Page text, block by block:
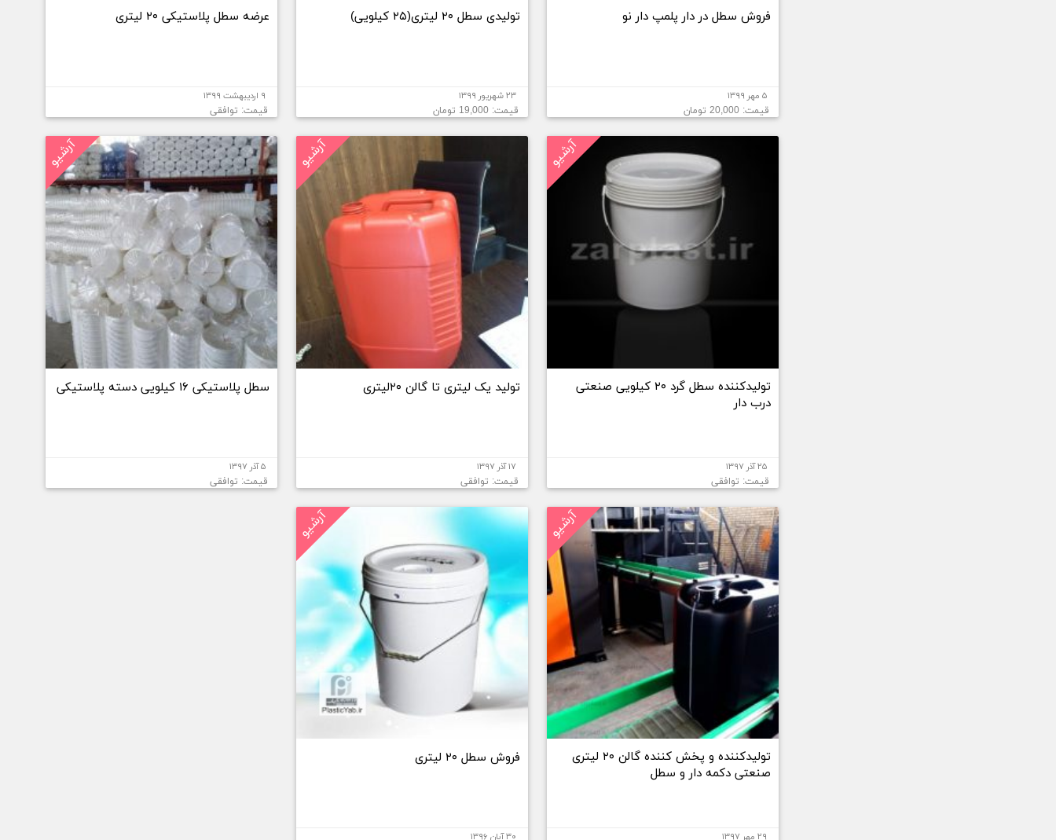
فروش سطل در دار پلمپ دار نو
۵ مهر ۱۳۹۹
قیمت: 20,000 تومان
تولیدی سطل ۲۰ لیتری(۲۵ کیلویی)
۲۳ شهریور ۱۳۹۹
قیمت: 19,000 تومان
عرضه سطل پلاستیکی ۲۰ لیتری
۹ اردیبهشت ۱۳۹۹
قیمت: توافقی
آرشیو
تولیدکننده سطل گرد ۲۰ کیلویی صنعتی
درب دار
۲۵ آذر ۱۳۹۷
قیمت: توافقی
آرشیو
تولید یک لیتری تا گالن ۲۰لیتری
۱۷ آذر ۱۳۹۷
قیمت: توافقی
آرشیو
سطل پلاستیکی ۱۶ کیلویی دسته پلاستیکی
۵ آذر ۱۳۹۷
قیمت: توافقی
آرشیو
تولیدکننده و پخش کننده گالن ۲۰ لیتری
صنعتی دکمه دار و سطل
۲۹ مهر ۱۳۹۷
آرشیو
فروش سطل ۲۰ لیتری
۳۰ آبان ۱۳۹۶